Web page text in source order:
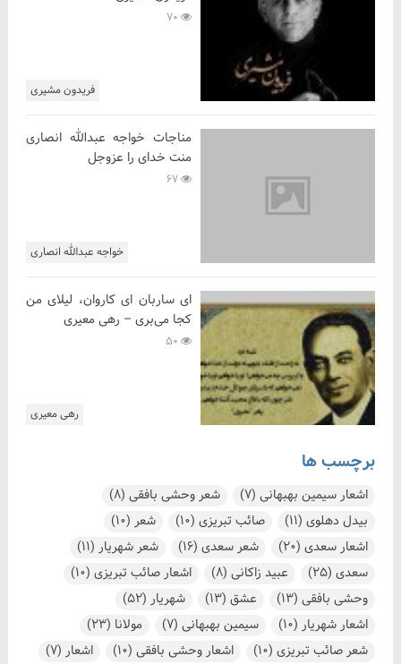
فریدون مشیری
خواجه عبدالله انصاری
مناجات خواجه عبدالله انصاری
منت خدای را عزوجل
رهی معیری
ای ساربان ای کاروان، لیلای من
کجا می‌بری – رهی معیری
برچسب ها
اشعار سیمین بهبهانی(7) شعر وحشی بافقی(8)
بیدل دهلوی(11) صائب تبریزی(10) شعر(10)
اشعار سعدی(20) شعر سعدی(16) شعر شهریار(11)
سعدی(25) عبید زاکانی(8) اشعار صائب تبریزی(10)
وحشی بافقی(13) عشق(13) شهریار(52)
اشعار شهریار(10) سیمین بهبهانی(7) مولانا (23)
شعر صائب تبریزی(10) اشعار وحشی بافقی(10) اشعار(7)